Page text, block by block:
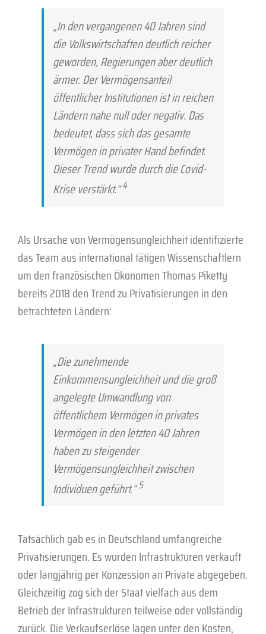
„In den vergangenen 40 Jahren sind
die Volkswirtschaften deutlich reicher
geworden, Regierungen aber deutlich
ärmer. Der Vermögensanteil
öffentlicher Institutionen ist in reichen
Ländern nahe null oder negativ. Das
bedeutet, dass sich das gesamte
Vermögen in privater Hand befindet.
Dieser Trend wurde durch die Covid-
Krise verstärkt.“4
Als Ursache von Vermögensungleichheit identifizierte
das Team aus international tätigen Wissenschaftlern
um den französischen Ökonomen Thomas Piketty
bereits 2018 den Trend zu Privatisierungen in den
betrachteten Ländern:
„Die zunehmende
Einkommensungleichheit und die groß
angelegte Umwandlung von
öffentlichem Vermögen in privates
Vermögen in den letzten 40 Jahren
haben zu steigender
Vermögensungleichheit zwischen
Individuen geführt.“5
Tatsächlich gab es in Deutschland umfangreiche
Privatisierungen. Es wurden Infrastrukturen verkauft
oder langjährig per Konzession an Private abgegeben.
Gleichzeitig zog sich der Staat vielfach aus dem
Betrieb der Infrastrukturen teilweise oder vollständig
zurück. Die Verkaufserlöse lagen unter den Kosten,